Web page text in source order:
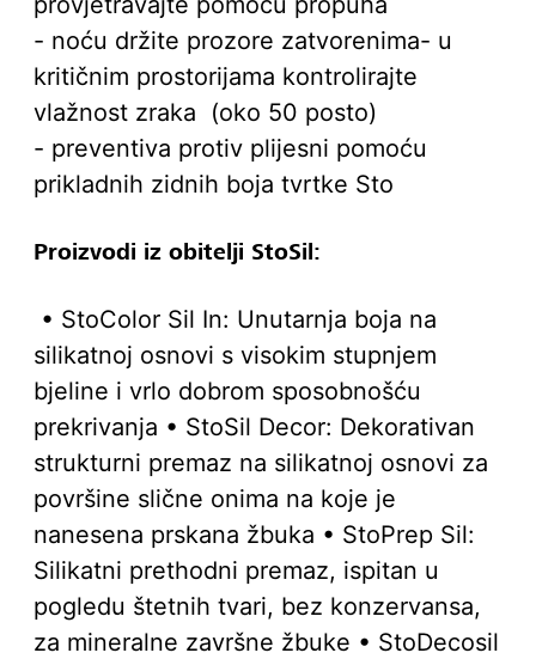
- noću držite prozore zatvorenima- u
kritičnim prostorijama kontrolirajte
vlažnost zraka (oko 50 posto)
- preventiva protiv plijesni pomoću
prikladnih zidnih boja tvrtke Sto
Proizvodi iz obitelji StoSil:
• StoColor Sil In: Unutarnja boja na
silikatnoj osnovi s visokim stupnjem
bjeline i vrlo dobrom sposobnošću
prekrivanja • StoSil Decor: Dekorativan
strukturni premaz na silikatnoj osnovi za
površine slične onima na koje je
nanesena prskana žbuka • StoPrep Sil:
Silikatni prethodni premaz, ispitan u
pogledu štetnih tvari, bez konzervansa,
za mineralne završne žbuke • StoDecosil